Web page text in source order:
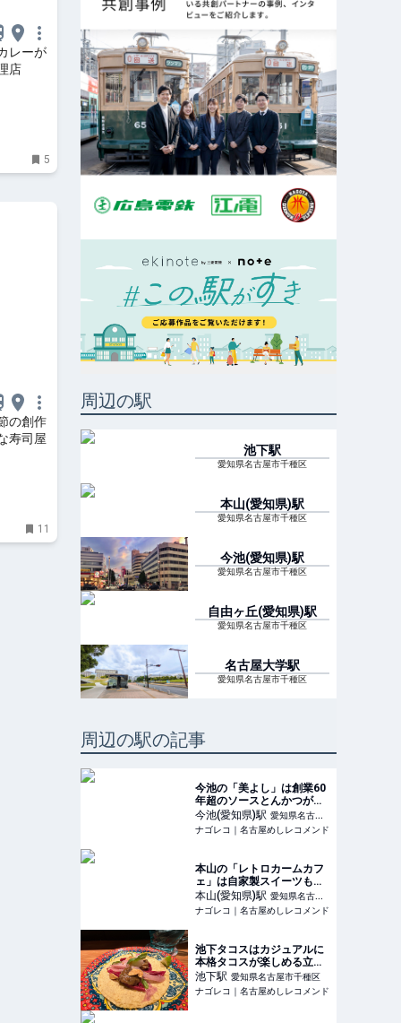
レーが
店
5
の創作
寿司屋
11
周辺の駅
池下駅
愛知県名古屋市千種区
本山(愛知県)駅
愛知県名古屋市千種区
今池(愛知県)駅
愛知県名古屋市千種区
自由ヶ丘(愛知県)駅
愛知県名古屋市千種区
名古屋大学駅
愛知県名古屋市千種区
周辺の駅の記事
今池の「美よし」は創業60
年超のソースとんかつが人
気の専門店
今池(愛知県)駅 愛知県名古屋
市千種区
ナゴレコ｜名古屋めしレコメンド
本山の「レトロカームカフ
ェ」は自家製スイーツも人
気の静かなカフェ
本山(愛知県)駅 愛知県名古屋
市千種区
ナゴレコ｜名古屋めしレコメンド
池下タコスはカジュアルに
本格タコスが楽しめる立ち
寄りやすいタコス料理店
池下駅 愛知県名古屋市千種区
ナゴレコ｜名古屋めしレコメンド